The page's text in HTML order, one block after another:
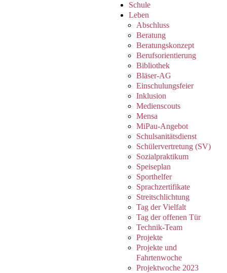
Schule
Leben
Abschluss
Beratung
Beratungskonzept
Berufsorientierung
Bibliothek
Bläser-AG
Einschulungsfeier
Inklusion
Medienscouts
Mensa
MiPau-Angebot
Schulsanitätsdienst
Schülervertretung (SV)
Sozialpraktikum
Speiseplan
Sporthelfer
Sprachzertifikate
Streitschlichtung
Tag der Vielfalt
Tag der offenen Tür
Technik-Team
Projekte
Projekte und
Fahrtenwoche
Projektwoche 2023